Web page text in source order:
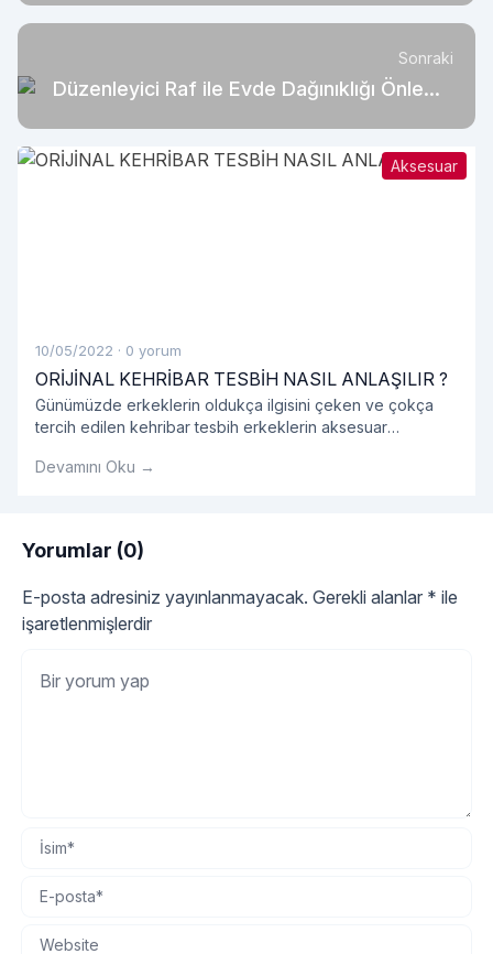
Sonraki
Düzenleyici Raf ile Evde Dağınıklığı Önleme
Aksesuar
10/05/2022 · 0 yorum
ORİJİNAL KEHRİBAR TESBİH NASIL ANLAŞILIR ?
Günümüzde erkeklerin oldukça ilgisini çeken ve çokça
tercih edilen kehribar tesbih erkeklerin aksesuar
Genellikle hediyelik olarak alınan kehribar tesbih
Devamını Oku →
Yorumlar (0)
E-posta adresiniz yayınlanmayacak. Gerekli alanlar * ile
işaretlenmişlerdir